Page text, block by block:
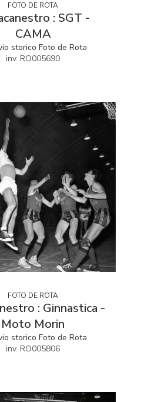
FOTO DE ROTA
: SGT -
CAMA
storico Foto de Rota
inv. RO005690
FOTO DE ROTA
: Ginnastica -
Moto Morin
storico Foto de Rota
inv. RO005806